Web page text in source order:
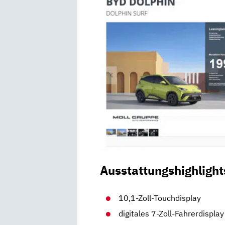
10,1-Zoll-Touchdisplay
digitales 7-Zoll-Fahrerdisplay